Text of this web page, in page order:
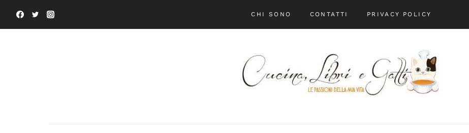
CHI SONO CONTATTI PRIVACY POLICY